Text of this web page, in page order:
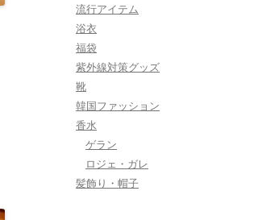
流行アイテム
浴衣
福袋
紫外線対策グッズ
靴
韓国ファッション
香水
ゲラン
ロジェ・ガレ
髪飾り・帽子